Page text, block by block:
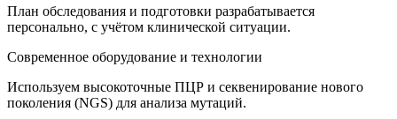
План обследования и подготовки разрабатывается
персонально, с учётом клинической ситуации.
Современное оборудование и технологии
Используем высокоточные ПЦР и секвенирование нового
поколения (NGS) для анализа мутаций.